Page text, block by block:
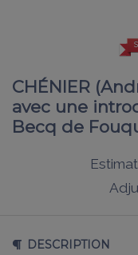
CHÉNIER
avec une
Becq de
DESCRIPTION